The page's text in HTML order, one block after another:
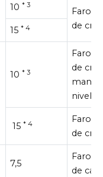
10* 3
Faro
de
15* 4
10* 3
Faro
de
15* 4
Faro
de
7,5
Faro
de